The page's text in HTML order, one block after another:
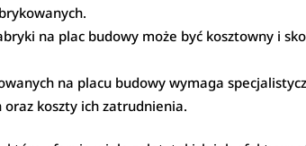
na plac budowy może być kosztowny i
na placu budowy wymaga
koszty ich zatrudnienia.